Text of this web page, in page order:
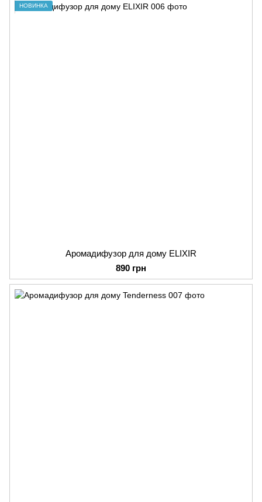
НОВИНКА
Аромадифузор для дому ELIXIR
890 грн